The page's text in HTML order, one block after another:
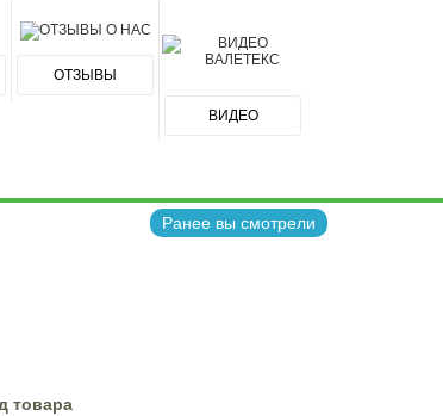
ОТЗЫВЫ
ВИДЕО
Ранее вы смотрели
товара